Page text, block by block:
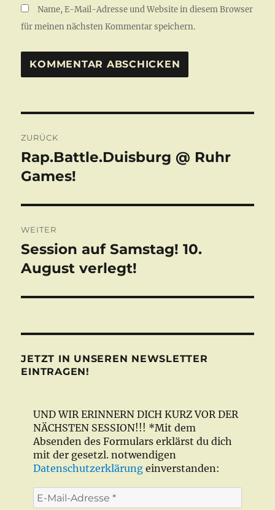
Name, E-Mail-Adresse und Website in diesem Browser
für meinen nächsten Kommentar speichern.
ZURÜCK
Vorheriger
Beitrag:
Rap.Battle.Duisburg @ Ruhr
Games!
WEITER
Nächster
Beitrag:
Session auf Samstag! 10.
August verlegt!
JETZT IN UNSEREN NEWSLETTER
EINTRAGEN!
UND WIR ERINNERN DICH KURZ VOR DER
NÄCHSTEN SESSION!!! *Mit dem
Absenden des Formulars erklärst du dich
mit der gesetzl. notwendigen
Datenschutzerklärung einverstanden:
E-
Mail-